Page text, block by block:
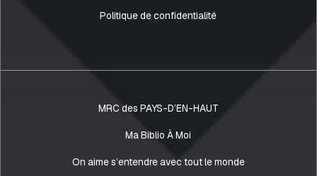
Politique de confidentialité
MRC des PAYS-D’EN-HAUT
Ma Biblio À Moi
On aime s’entendre avec tout le monde